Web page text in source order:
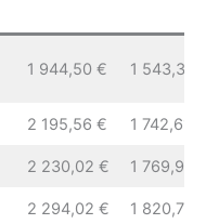
1 944,50 € 1 543,34
2 195,56 € 1 742,61 €
2 230,02 € 1 769,96
2 294,02 € 1 820,76